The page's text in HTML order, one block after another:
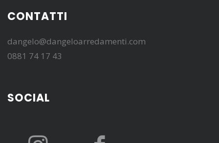
CONTATTI
dangelo@dangeloarredamenti.com
0881 74 17 43
SOCIAL